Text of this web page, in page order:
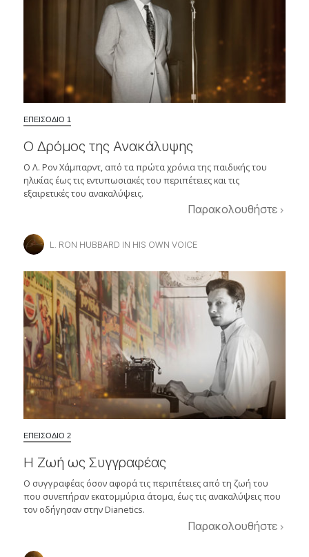
ΕΠΕΙΣΟΔΙΟ 1
Ο Δρόμος της Ανακάλυψης
Ο Λ. Ρον Χάμπαρντ, από τα πρώτα χρόνια της παιδικής του
ηλικίας έως τις εντυπωσιακές του περιπέτειες και τις
εξαιρετικές του ανακαλύψεις.
Παρακολουθήστε
L. RON HUBBARD IN HIS OWN VOICE
ΕΠΕΙΣΟΔΙΟ 2
Η Ζωή ως Συγγραφέας
Ο συγγραφέας όσον αφορά τις περιπέτειες από τη ζωή του
που συνεπήραν εκατομμύρια άτομα, έως τις ανακαλύψεις που
τον οδήγησαν στην Dianetics.
Παρακολουθήστε